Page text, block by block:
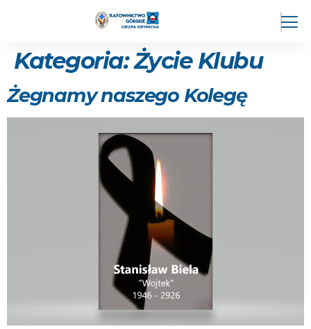
Kategoria:Życie Klubu
Żegnamy naszego Kolegę